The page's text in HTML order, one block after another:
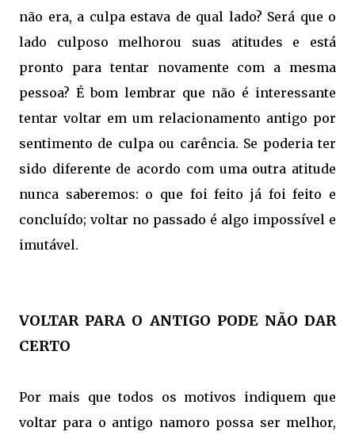
não era, a culpa estava de qual lado? Será que o
lado culposo melhorou suas atitudes e está
pronto para tentar novamente com a mesma
pessoa? É bom lembrar que não é interessante
tentar voltar em um relacionamento antigo por
sentimento de culpa ou carência. Se poderia ter
sido diferente de acordo com uma outra atitude
nunca saberemos: o que foi feito já foi feito e
concluído; voltar no passado é algo impossível e
imutável.
VOLTAR PARA O ANTIGO PODE NÃO DAR
CERTO
Por mais que todos os motivos indiquem que
voltar para o antigo namoro possa ser melhor,